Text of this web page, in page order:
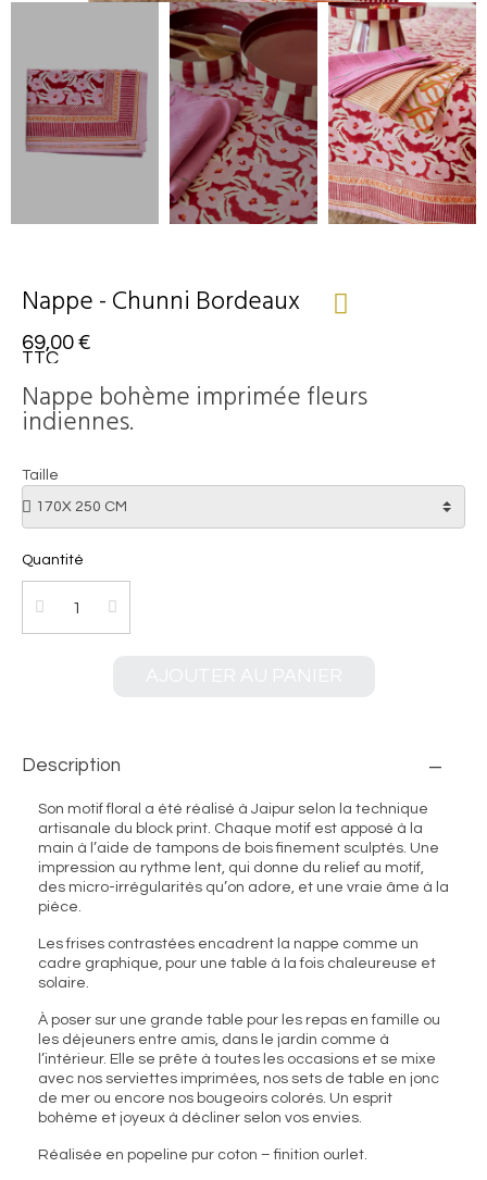
Nappe - Chunni Bordeaux
69,00 €
TTC
Nappe bohème imprimée fleurs
indiennes.
Taille
Quantité
Description
Son motif floral a été réalisé à Jaipur selon la technique
artisanale du block print. Chaque motif est apposé à la
main à l’aide de tampons de bois finement sculptés. Une
impression au rythme lent, qui donne du relief au motif,
des micro-irrégularités qu’on adore, et une vraie âme à la
pièce.
Les frises contrastées encadrent la nappe comme un
cadre graphique, pour une table à la fois chaleureuse et
solaire.
À poser sur une grande table pour les repas en famille ou
les déjeuners entre amis, dans le jardin comme à
l’intérieur. Elle se prête à toutes les occasions et se mixe
avec nos serviettes imprimées, nos sets de table en jonc
de mer ou encore nos bougeoirs colorés. Un esprit
bohème et joyeux à décliner selon vos envies.
Réalisée en popeline pur coton – finition ourlet.